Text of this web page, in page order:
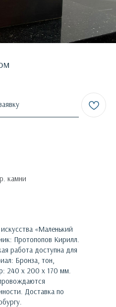
камни
«Маленький
Протопопов Кирилл
работа доступна для
Бронза, тон,
240 х 200 х 170 мм.
Доставка по